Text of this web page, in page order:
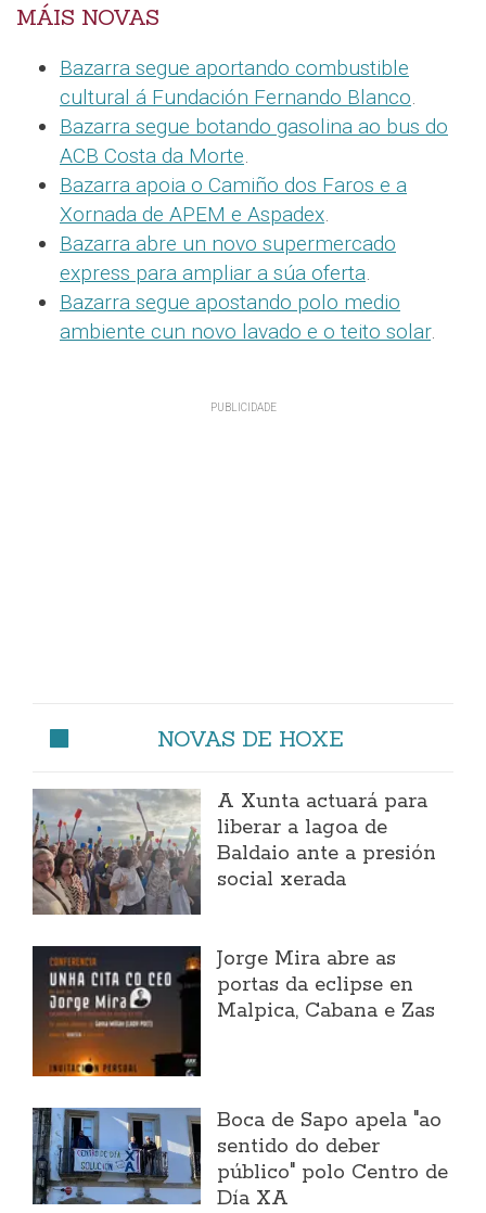
MÁIS NOVAS
Bazarra segue aportando combustible
cultural á Fundación Fernando Blanco.
Bazarra segue botando gasolina ao bus do
ACB Costa da Morte.
Bazarra apoia o Camiño dos Faros e a
Xornada de APEM e Aspadex.
Bazarra abre un novo supermercado
express para ampliar a súa oferta.
Bazarra segue apostando polo medio
ambiente cun novo lavado e o teito solar.
NOVAS DE HOXE
A Xunta actuará para
liberar a lagoa de
Baldaio ante a presión
social xerada
Jorge Mira abre as
portas da eclipse en
Malpica, Cabana e Zas
Boca de Sapo apela "ao
sentido do deber
público" polo Centro de
Día XA